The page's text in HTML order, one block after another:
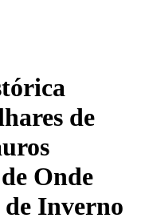
de
Onde
de Inverno